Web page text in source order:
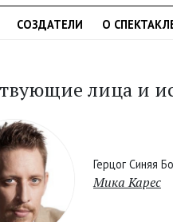
СОЗДАТЕЛИ О
лица и
Герцог Синяя
Мика Карес